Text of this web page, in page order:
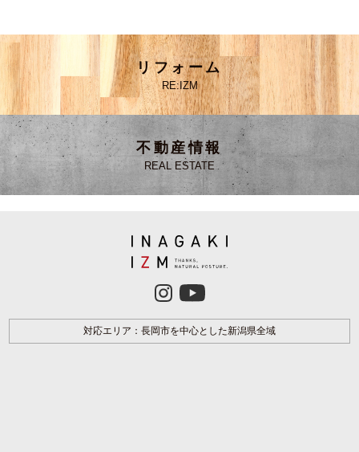
リフォーム
RE:IZM
不動産情報
REAL ESTATE
対応エリア：長岡市を中心とした新潟県全域